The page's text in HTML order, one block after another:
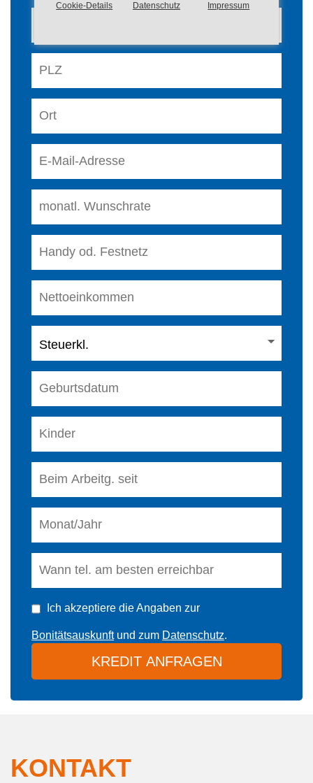
Ich akzeptiere die Angaben zur
Bonitätsauskunftund zum Datenschutz.
KREDIT ANFRAGEN
KONTAKT
Cookie-Details Datenschutz Impressum